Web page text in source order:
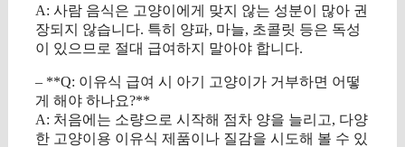
A: 사람 음식은 고양이에게 맞지 않는 성분이 많아 권
장되지 않습니다. 특히 양파, 마늘, 초콜릿 등은 독성
이 있으므로 절대 급여하지 말아야 합니다.
– **Q: 이유식 급여 시 아기 고양이가 거부하면 어떻
게 해야 하나요?**
A: 처음에는 소량으로 시작해 점차 양을 늘리고, 다양
한 고양이용 이유식 제품이나 질감을 시도해 볼 수 있